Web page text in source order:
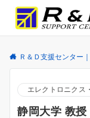
Ｒ＆Ｄ支援センター
エレクトロニクス
静岡大学 教